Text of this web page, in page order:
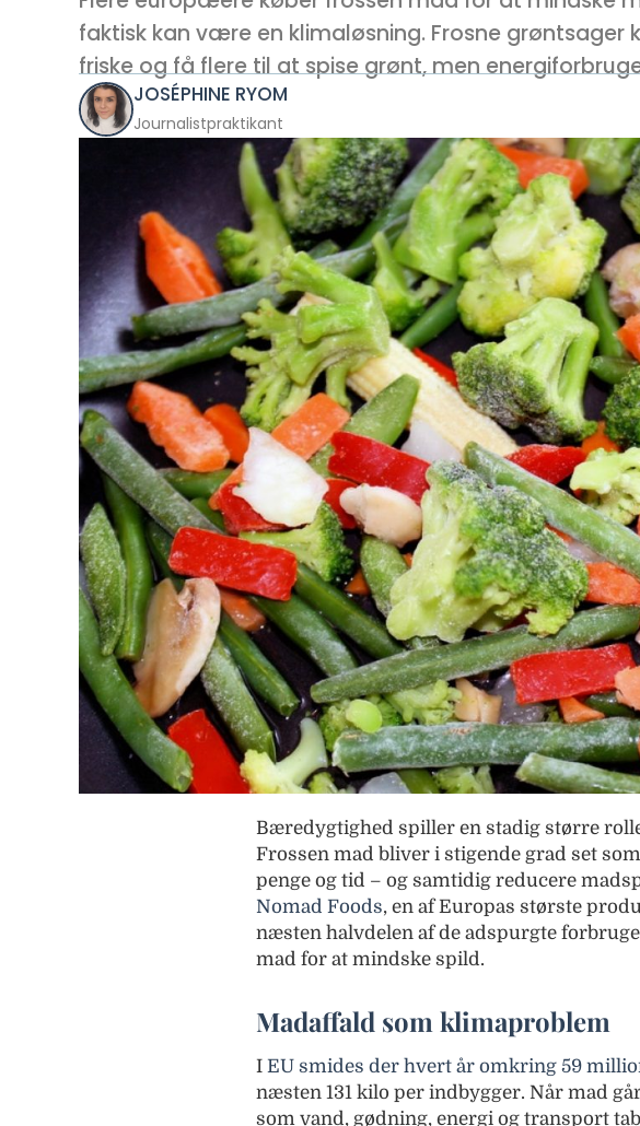
faktisk kan være en klimaløsning. Frosne
friske og få flere til at spise grønt, men
JOSÉPHINE RYOM
Journalistpraktikant
Bæredygtighed spiller en stadig større
Frossen mad bliver i stigende grad set
penge og tid – og samtidig reducere
Nomad Foods, en af Europas største
næsten halvdelen af de adspurgte
mad for at mindske spild.
Madaffald som klimaproblem
I EU smides der hvert år omkring 59
næsten 131 kilo per indbygger. Når mad
som vand, gødning, energi og transport